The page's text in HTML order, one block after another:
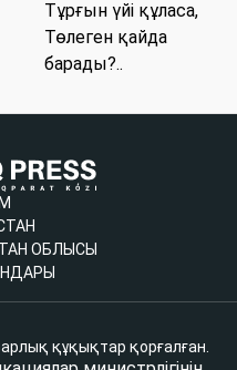
Тұрғын үйі құласа,
Төлеген қайда
барады?..
ОБЛЫСЫ
құқықтар қорғалған.